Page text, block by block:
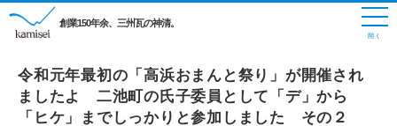
創業150年余、三州瓦の神清。
令和元年最初の「高浜おまんと祭り」が開催され
ましたよ 二池町の氏子委員として「デ」から
「ヒケ」までしっかりと参加しました その２